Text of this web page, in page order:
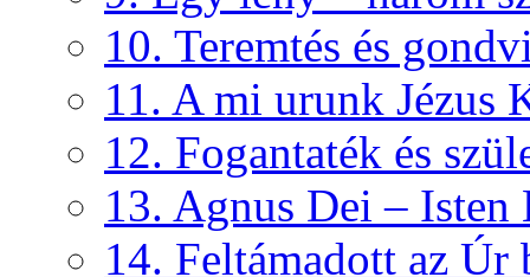
10. Teremtés és
11. A mi urunk Jézus
12. Fogantaték és
13. Agnus Dei – Isten
14. Feltámadott az Úr